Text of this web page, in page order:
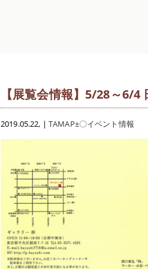
【展覧会情報】5/28～6/4
2019.05.22, | TAMAP±〇イベント情報